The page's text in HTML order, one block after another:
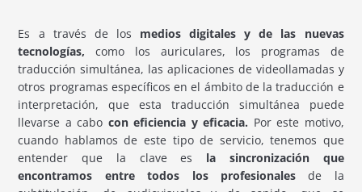
Es a través de los medios digitales y de las nuevas
tecnologías, como los auriculares, los programas de
traducción simultánea, las aplicaciones de videollamadas y
otros programas específicos en el ámbito de la traducción e
interpretación, que esta traducción simultánea puede
llevarse a cabo con eficiencia y eficacia. Por este motivo,
cuando hablamos de este tipo de servicio, tenemos que
entender que la clave es la sincronización que
encontramos entre todos los profesionalesde la